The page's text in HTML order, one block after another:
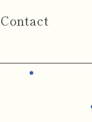
Contact